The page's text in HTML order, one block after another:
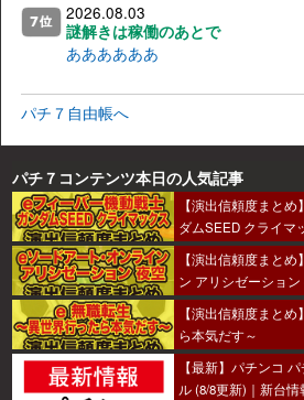
2026.08.03
謎解きは稼働のあとで
ああああああ
パチ７自由帳へ
パチ７コンテンツ本日の人気記事
【演出信頼度まと
ダムSEED クライマ
【演出信頼度まと
ン アリシゼーション
【演出信頼度まと
ら本気だす～
【最新】パチンコ
ル (8/8更新)｜新台